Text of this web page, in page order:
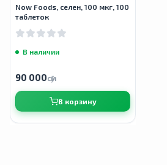
Now Foods, селен, 100 мкг, 100
таблеток
В наличии
90 000сӯм
В корзину